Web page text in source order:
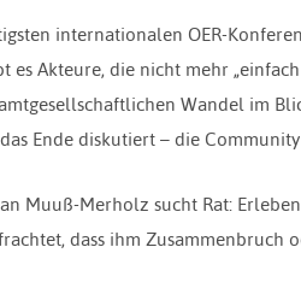
internationalen OER-
es Akteure, die nicht mehr
Wandel im
Ende diskutiert – die
Muuß-Merholz sucht Rat:
dass ihm Zusammenbruch